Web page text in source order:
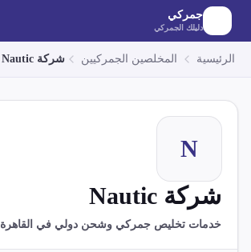
الانتقال إلى المحتوى الرئيسي
جمركي
دليلك الجمركي
الرئيسية المخلصين الجمركيين شركة Nautic
N
شركة Nautic
خدمات تخليص جمركي وشحن دولي في القاهرة